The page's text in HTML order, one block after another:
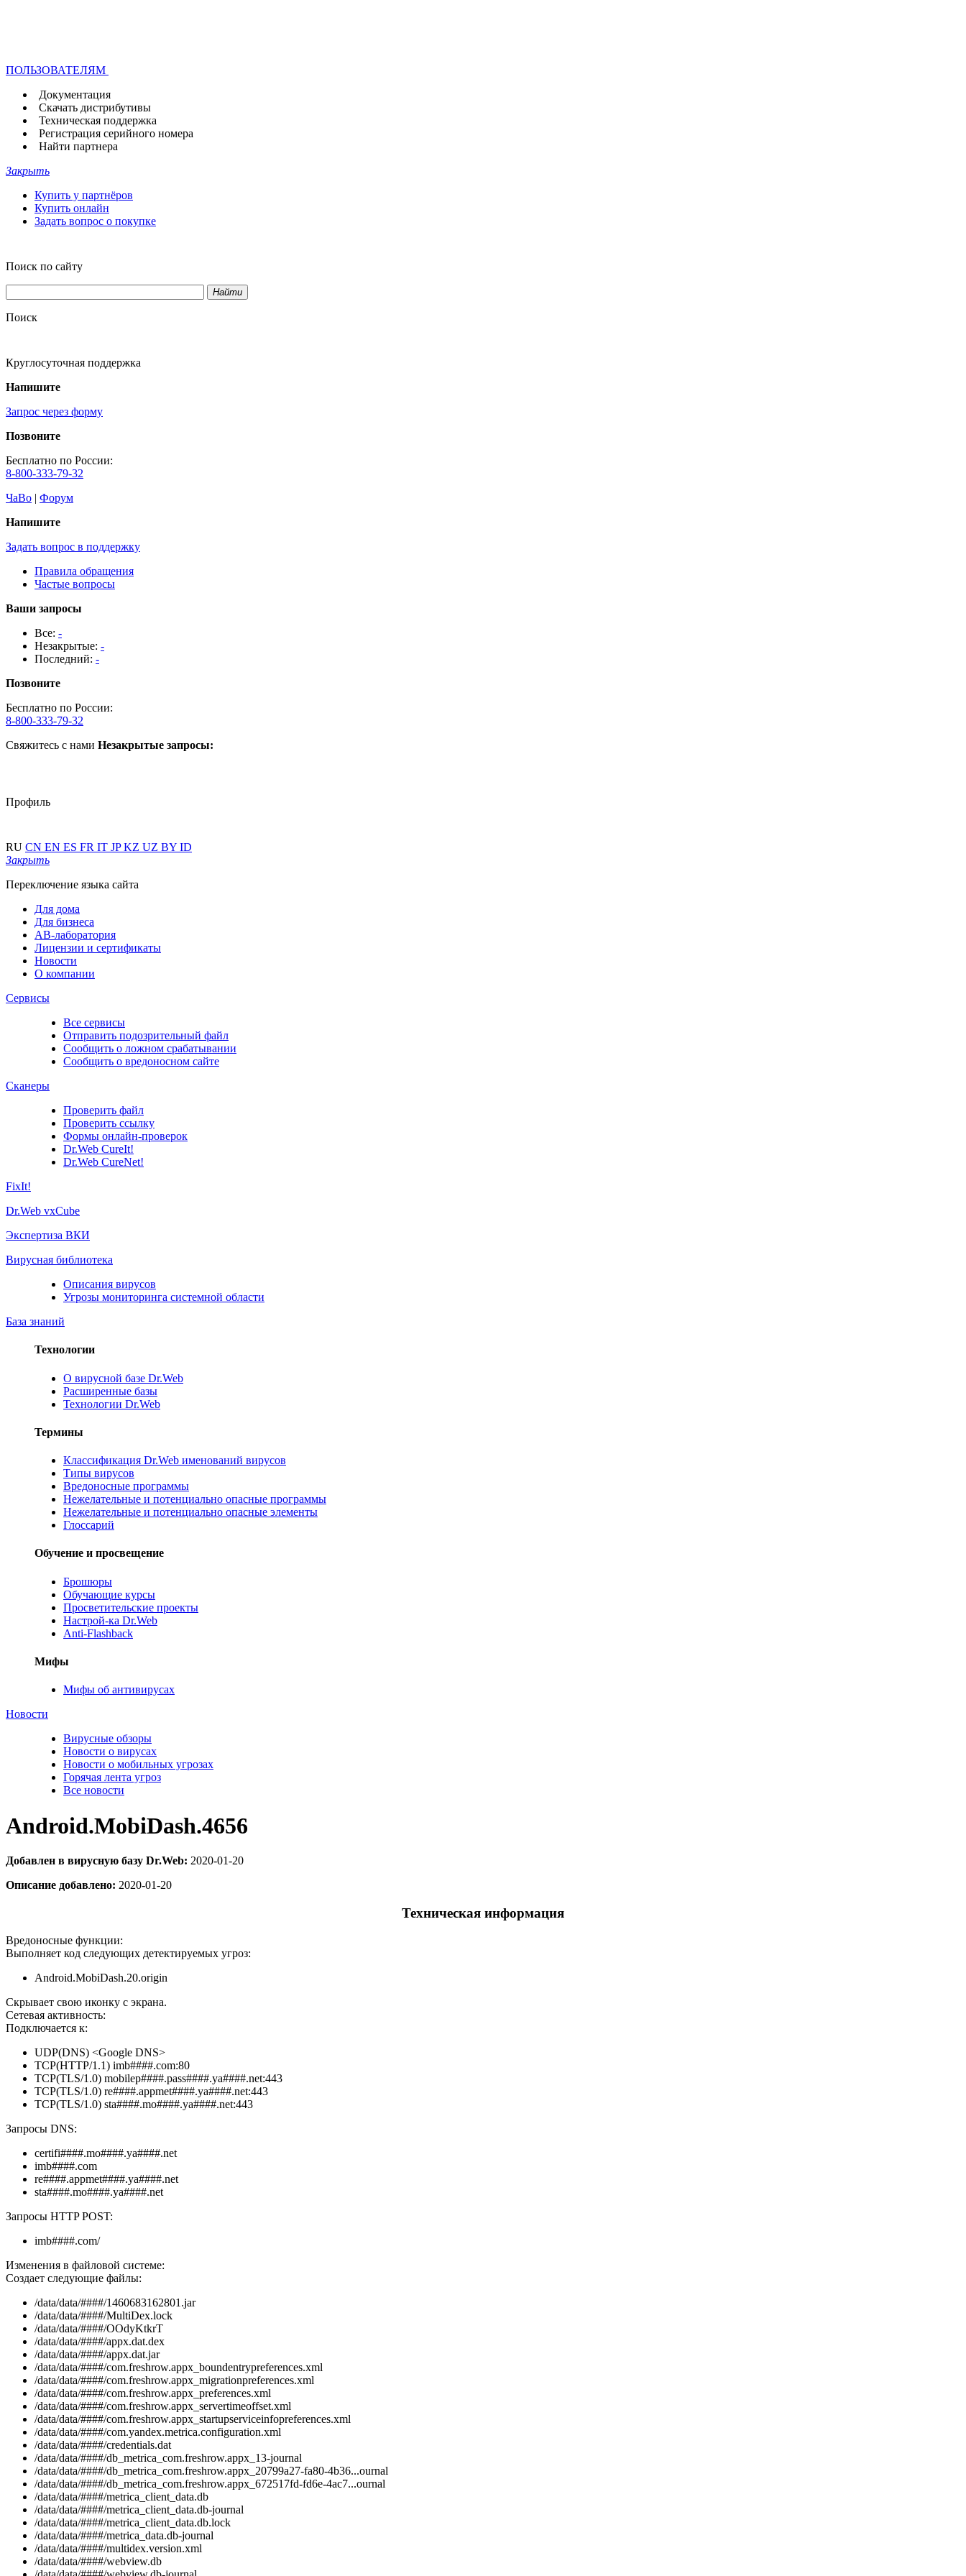
ПОЛЬЗОВАТЕЛЯМ
Документация
Скачать дистрибутивы
Техническая поддержка
Регистрация серийного номера
Найти партнера
Закрыть
Купить у партнёров
Купить онлайн
Задать вопрос о покупке
Поиск по сайту
Найти
Поиск
Круглосуточная поддержка
Напишите
Запрос через форму
Позвоните
Бесплатно по России:
8-800-333-79-32
ЧаВо | Форум
Напишите
Задать вопрос в поддержку
Правила обращения
Частые вопросы
Ваши запросы
Все: -
Незакрытые: -
Последний: -
Позвоните
Бесплатно по России:
8-800-333-79-32
Свяжитесь с нами Незакрытые запросы:
Профиль
RU CN EN ES FR IT JPKZ UZ BY ID
Закрыть
Переключение языка сайта
Для дома
Для бизнеса
АВ-лаборатория
Лицензии и сертификаты
Новости
О компании
Сервисы
Все сервисы
Отправить подозрительный файл
Сообщить о ложном срабатывании
Сообщить о вредоносном сайте
Сканеры
Проверить файл
Проверить ссылку
Формы онлайн-проверок
Dr.Web CureIt!
Dr.Web CureNet!
FixIt!
Dr.Web vxCube
Экспертиза ВКИ
Вирусная библиотека
Описания вирусов
Угрозы мониторинга системной области
База знаний
Технологии
О вирусной базе Dr.Web
Расширенные базы
Технологии Dr.Web
Термины
Классификация Dr.Web именований вирусов
Типы вирусов
Вредоносные программы
Нежелательные и потенциально опасные программы
Нежелательные и потенциально опасные элементы
Глоссарий
Обучение и просвещение
Брошюры
Обучающие курсы
Просветительские проекты
Настрой-ка Dr.Web
Anti-Flashback
Мифы
Мифы об антивирусах
Новости
Вирусные обзоры
Новости о вирусах
Новости о мобильных угрозах
Горячая лента угроз
Все новости
Android.MobiDash.4656
Добавлен в вирусную базу Dr.Web: 2020-01-20
Описание добавлено: 2020-01-20
Техническая информация
Вредоносные функции:
Выполняет код следующих детектируемых угроз:
Android.MobiDash.20.origin
Скрывает свою иконку с экрана.
Сетевая активность:
Подключается к:
UDP(DNS) <Google DNS>
TCP(HTTP/1.1) imb####.com:80
TCP(TLS/1.0) mobilep####.pass####.ya####.net:443
TCP(TLS/1.0) re####.appmet####.ya####.net:443
TCP(TLS/1.0) sta####.mo####.ya####.net:443
Запросы DNS:
certifi####.mo####.ya####.net
imb####.com
re####.appmet####.ya####.net
sta####.mo####.ya####.net
Запросы HTTP POST:
imb####.com/
Изменения в файловой системе:
Создает следующие файлы:
/data/data/####/1460683162801.jar
/data/data/####/MultiDex.lock
/data/data/####/OOdyKtkrT
/data/data/####/appx.dat.dex
/data/data/####/appx.dat.jar
/data/data/####/com.freshrow.appx_boundentrypreferences.xml
/data/data/####/com.freshrow.appx_migrationpreferences.xml
/data/data/####/com.freshrow.appx_preferences.xml
/data/data/####/com.freshrow.appx_servertimeoffset.xml
/data/data/####/com.freshrow.appx_startupserviceinfopreferences.xml
/data/data/####/com.yandex.metrica.configuration.xml
/data/data/####/credentials.dat
/data/data/####/db_metrica_com.freshrow.appx_13-journal
/data/data/####/db_metrica_com.freshrow.appx_20799a27-fa80-4b36...ournal
/data/data/####/db_metrica_com.freshrow.appx_672517fd-fd6e-4ac7...ournal
/data/data/####/metrica_client_data.db
/data/data/####/metrica_client_data.db-journal
/data/data/####/metrica_client_data.db.lock
/data/data/####/metrica_data.db-journal
/data/data/####/multidex.version.xml
/data/data/####/webview.db